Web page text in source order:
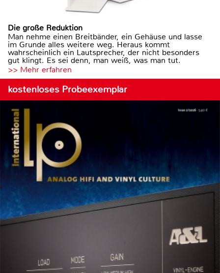
Die große Reduktion
Man nehme einen Breitbänder, ein Gehäuse und lasse
im Grunde alles weitere weg. Heraus kommt
wahrscheinlich ein Lautsprecher, der nicht besonders
gut klingt. Es sei denn, man weiß, was man tut.
>> Mehr erfahren
kostenloses Probeexemplar